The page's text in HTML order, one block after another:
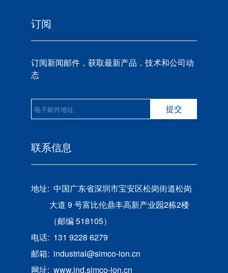
订阅
订阅新闻邮件，获取最新产品，技术和公司动
态
提交
联系信息
地址: 中国广东省深圳市宝安区松岗街道松岗
大道 9 号富比伦鼎丰高新产业园2栋2楼
（邮编 518105）
电话: 131 9228 6279
邮箱: industrial@simco-ion.cn
网址: www.ind.simco-ion.cn